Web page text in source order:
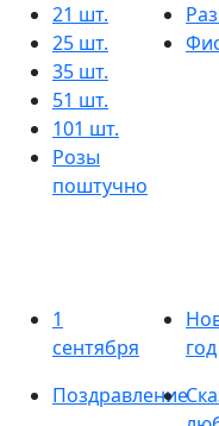
21 шт.
25 шт.
35 шт.
51 шт.
101 шт.
Розы
поштучно
1
сентября
год
Поздравление